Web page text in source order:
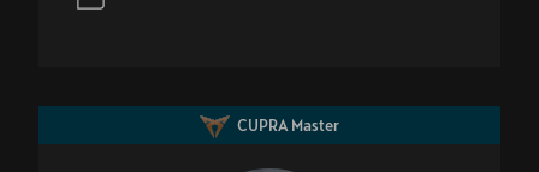
CUPRA Master